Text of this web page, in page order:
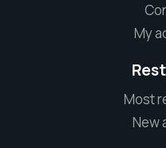
My
Most
New